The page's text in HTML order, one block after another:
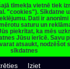
tīmekļa vietnē tiek
"cookies"). Sīkdatne
Dati ir anonīmi
saturu un
piekrītat, ka mēs
Jūsu ierīcē. Savu
atsaukt, nodzēšot
sīkdatnes
Iziet